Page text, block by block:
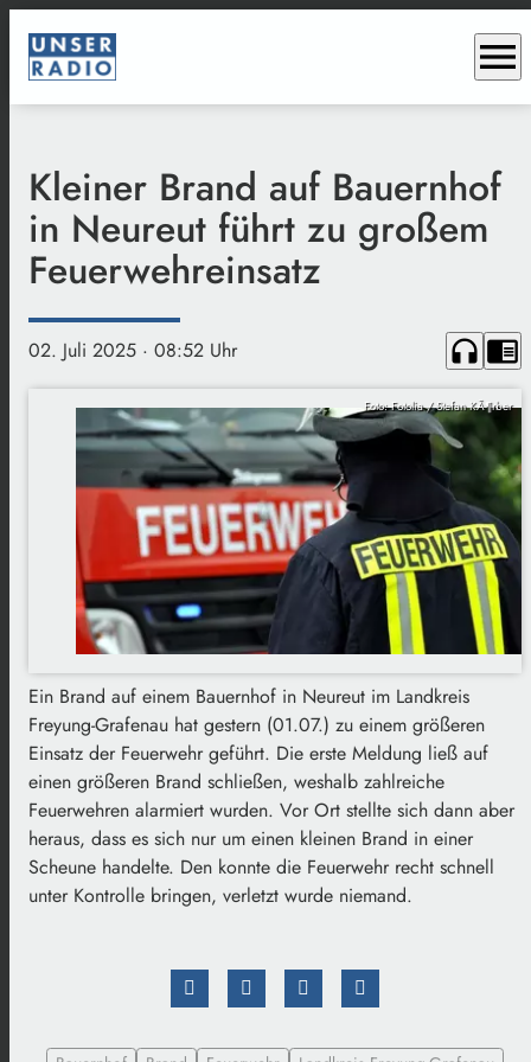
menu
Kleiner Brand auf Bauernhof
in Neureut führt zu großem
Feuerwehreinsatz
02. Juli 2025 · 08:52 Uhr headphones chrome_reader_mode
Foto: Fotolia / Stefan KÃ¶rber
Ein Brand auf einem Bauernhof in Neureut im Landkreis
Freyung-Grafenau hat gestern (01.07.) zu einem größeren
Einsatz der Feuerwehr geführt. Die erste Meldung ließ auf
einen größeren Brand schließen, weshalb zahlreiche
Feuerwehren alarmiert wurden. Vor Ort stellte sich dann aber
heraus, dass es sich nur um einen kleinen Brand in einer
Scheune handelte. Den konnte die Feuerwehr recht schnell
unter Kontrolle bringen, verletzt wurde niemand.